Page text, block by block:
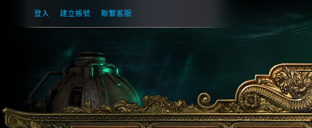
登入 建立帳號 聯繫客服